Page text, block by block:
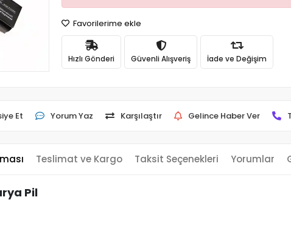
Favorilerime ekle
Hızlı Gönderi Güvenli Alışveriş İade ve Değişim
Et Yorum Yaz Karşılaştır Gelince Haber Ver
Teslimat ve Kargo Taksit Seçenekleri Yorumlar
Pil